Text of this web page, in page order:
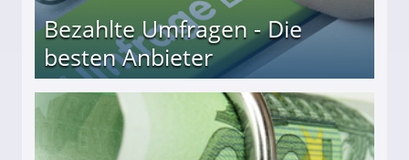
Bezahlte Umfragen - Die
besten Anbieter